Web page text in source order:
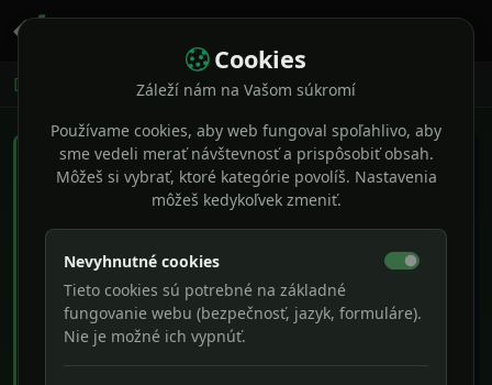
Domov Naše služby AI asistenti a automatizácia
Cookies
Záleží nám na Vašom súkromí
Používame cookies, aby web fungoval spoľahlivo, aby
sme vedeli merať návštevnosť a prispôsobiť obsah.
Môžeš si vybrať, ktoré kategórie povolíš. Nastavenia
môžeš kedykoľvek zmeniť.
Nevyhnutné cookies
Tieto cookies sú potrebné na základné
fungovanie webu (bezpečnosť, jazyk, formuláre).
Nie je možné ich vypnúť.